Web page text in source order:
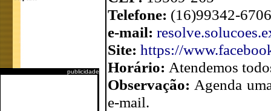
publicidade
Telefone: (16)99342-6706
e-mail:
Site: https://
Horário: Atendemos
Observação: Agenda
e-mail.